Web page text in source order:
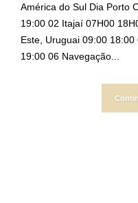
América do Sul Dia Porto
19:00 02 Itajaí 07H00
Este, Uruguai 09:00
19:00 06 Navegação...